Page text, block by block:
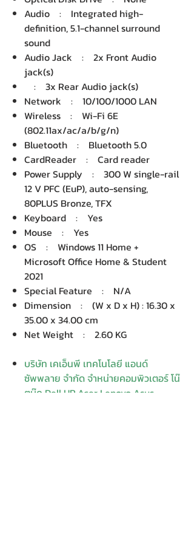
Audio : Integrated high-
definition, 5.1-channel surround
sound
Audio Jack : 2x Front Audio
jack(s)
: 3x Rear Audio jack(s)
Network : 10/100/1000 LAN
Wireless : Wi-Fi 6E
(802.11ax/ac/a/b/g/n)
Bluetooth : Bluetooth 5.0
CardReader : Card reader
Power Supply : 300 W single-rail
12 V PFC (EuP), auto-sensing,
80PLUS Bronze, TFX
Keyboard : Yes
Mouse : Yes
OS : Windows 11 Home +
Microsoft Office Home & Student
2021
Special Feature : N/A
Dimension : (W x D x H) : 16.30 x
35.00 x 34.00 cm
Net Weight : 2.60 KG
บริษัท เคเอ็นพี เทคโนโลยี แอนด์
ซัพพลาย จำกัด จำหน่ายคอมพิวเตอร์ โน๊
ตบุ๊ค Dell HP Acer Lenovo Asus